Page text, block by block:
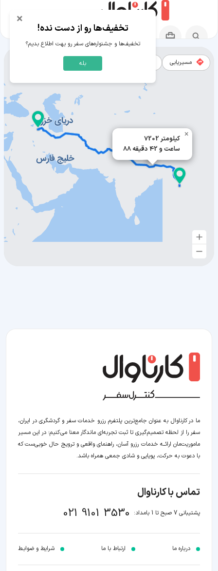
7202 کیلومتر
88 ساعت و 42 دقیقه
×
مسیریابی
مسیر نایپیداو به ارومیه
ما در کارناوال به عنوان جامع‌ترین پلتفرم رزرو خدمات سفر و گردشگری در ایران،
سفر را از لحظه‌ تصمیم‌گیری تا ثبت تجربه‌ای ماندگار معنا می‌کنیم؛ در این مسیر‍
ماموریت‌مان اراﺋــﻪ خدمات رزرو آسان، راهنمای واقعی و ترویج حال خوبی‌ست که
با دعوت به حرکت، پویایی و شادی جمعی همراه باشد.
تماس با کارناوال
پشتیبانی 7 صبح تا 1 بامداد: 021 9101 3530
درباره ما ارتباط با ما شرایط و ضوابـط
× تخفیف‌ها رو از دست نده!
تخفیف‌ها و جشنواره‌های سفر رو بهت اطلاع بدیم؟
بله